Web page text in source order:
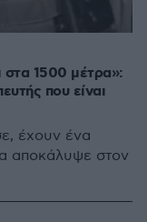
στα 1500 μέτρα»:
που είναι
έχουν ένα
αποκάλυψε στον